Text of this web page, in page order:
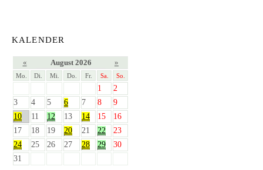
KALENDER
« August 2026 »
Mo. Di. Mi. Do. Fr. Sa. So.
1
2
3
4 5 6 7 8
9
10
11 12 13 14 15
16
17
18 19 20 21 22
23
24
25 26 27 28 29
30
31